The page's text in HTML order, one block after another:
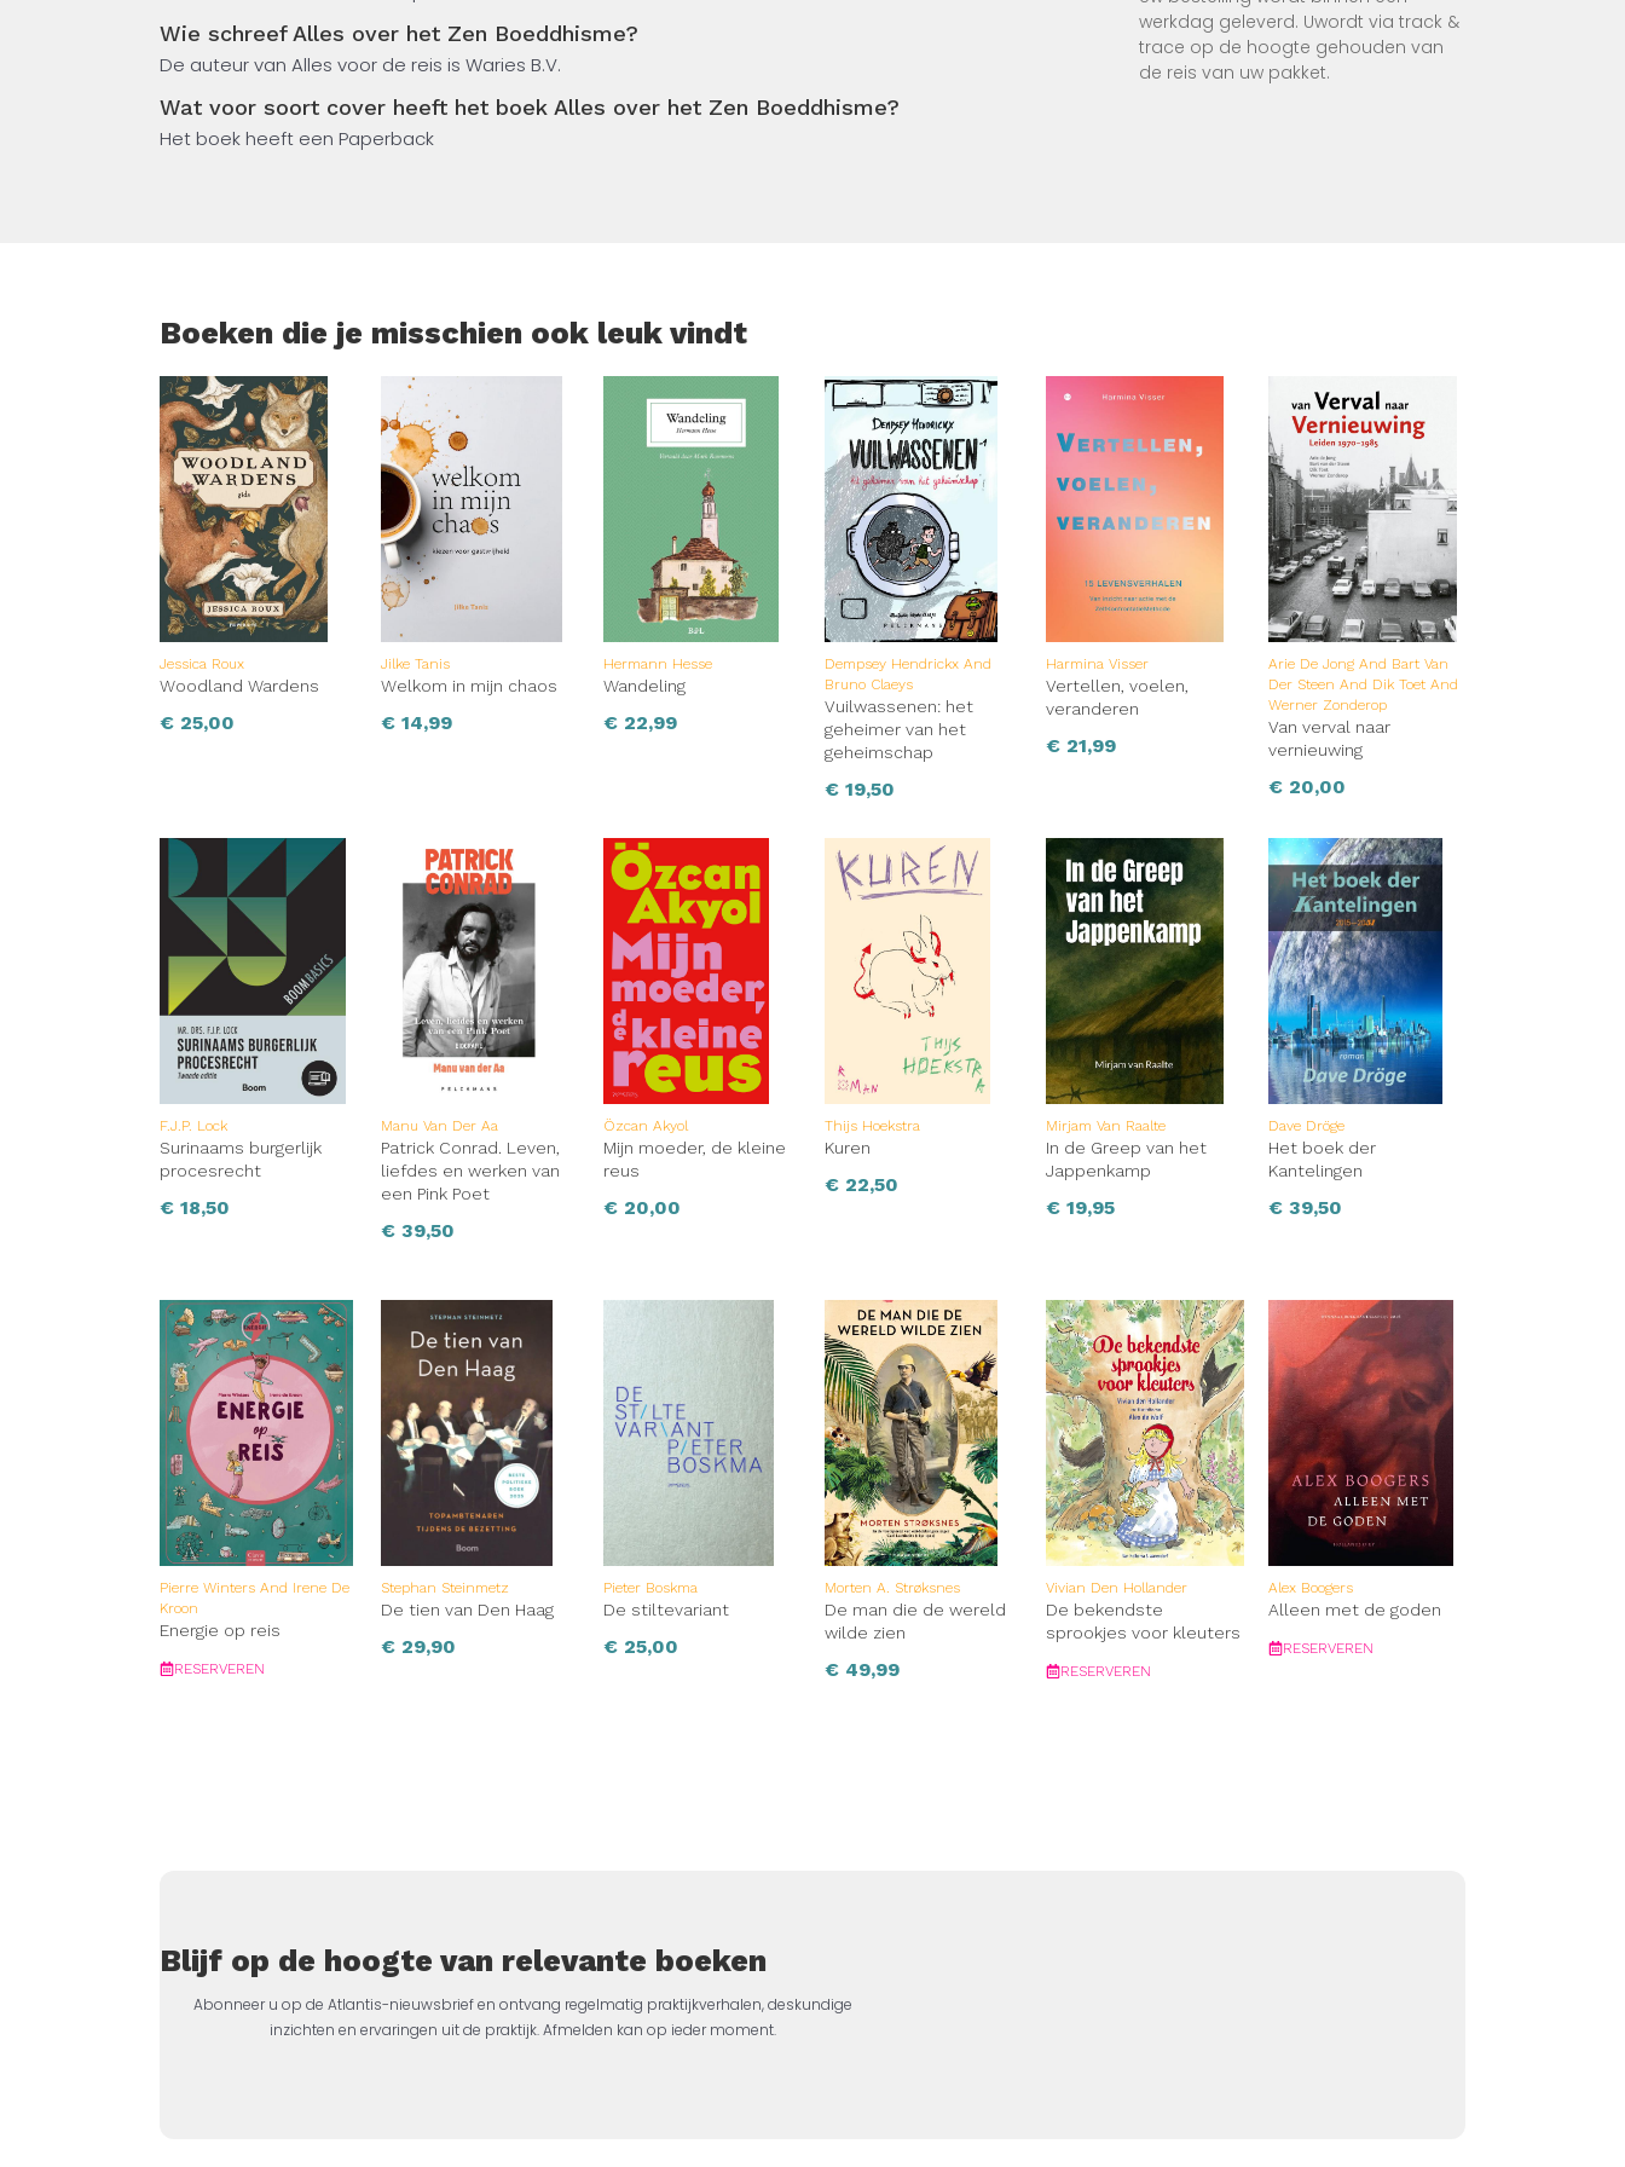
Ook de invloed van zen op kunst, cultuur en de moderne westerse samenleving komt aan bod. Dit boek biedt
een heldere, eerste kennismaking met een levenswijze die tot op vandaag wordt beoefend.
Wie schreef Alles over het Zen Boeddhisme?
De auteur van Alles voor de reis is Waries B.V.
Wat voor soort cover heeft het boek Alles over het Zen Boeddhisme?
Het boek heeft een Paperback
werkdag geleverd. Uwordt via track &
trace op de hoogte gehouden van
de reis van uw pakket.
Boeken die je misschien ook leuk vindt
Jessica Roux
Woodland Wardens
€ 25,00
Jilke Tanis
Welkom in mijn chaos
€ 14,99
Hermann Hesse
Wandeling
€22,99
Dempsey Hendrickx And
Bruno Claeys
Vuilwassenen: het
geheimer van het
geheimschap
€19,50
Harmina Visser
Vertellen, voelen,
veranderen
€ 21,99
Arie De Jong And Bart Van
Der Steen And Dik Toet And
Werner Zonderop
Van verval naar
vernieuwing
€20,00
F.J.P. Lock
Surinaams burgerlijk
procesrecht
€ 18,50
Manu Van Der Aa
Patrick Conrad. Leven,
liefdes en werken van
een Pink Poet
€ 39,50
Özcan Akyol
Mijn moeder, de kleine
reus
€20,00
Thijs Hoekstra
Kuren
€22,50
Mirjam Van Raalte
In de Greep van het
Jappenkamp
€ 19,95
Dave Dröge
Het boek der
Kantelingen
€39,50
Pierre Winters And Irene De
Kroon
Energie op reis
RESERVEREN
Stephan Steinmetz
De tien van Den Haag
€ 29,90
Pieter Boskma
De stiltevariant
€25,00
Morten A. Strøksnes
De man die de wereld
wilde zien
€49,99
Vivian Den Hollander
De bekendste
sprookjes voor kleuters
RESERVEREN
Alex Boogers
Alleen met de goden
RESERVEREN
Blijf op de hoogte van relevante boeken
Abonneer u op de Atlantis-nieuwsbrief en ontvang regelmatig praktijkverhalen, deskundige
inzichten en ervaringen uit de praktijk. Afmelden kan op ieder moment.